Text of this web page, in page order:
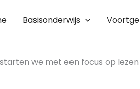
Basisonderwijs
we met een focus op